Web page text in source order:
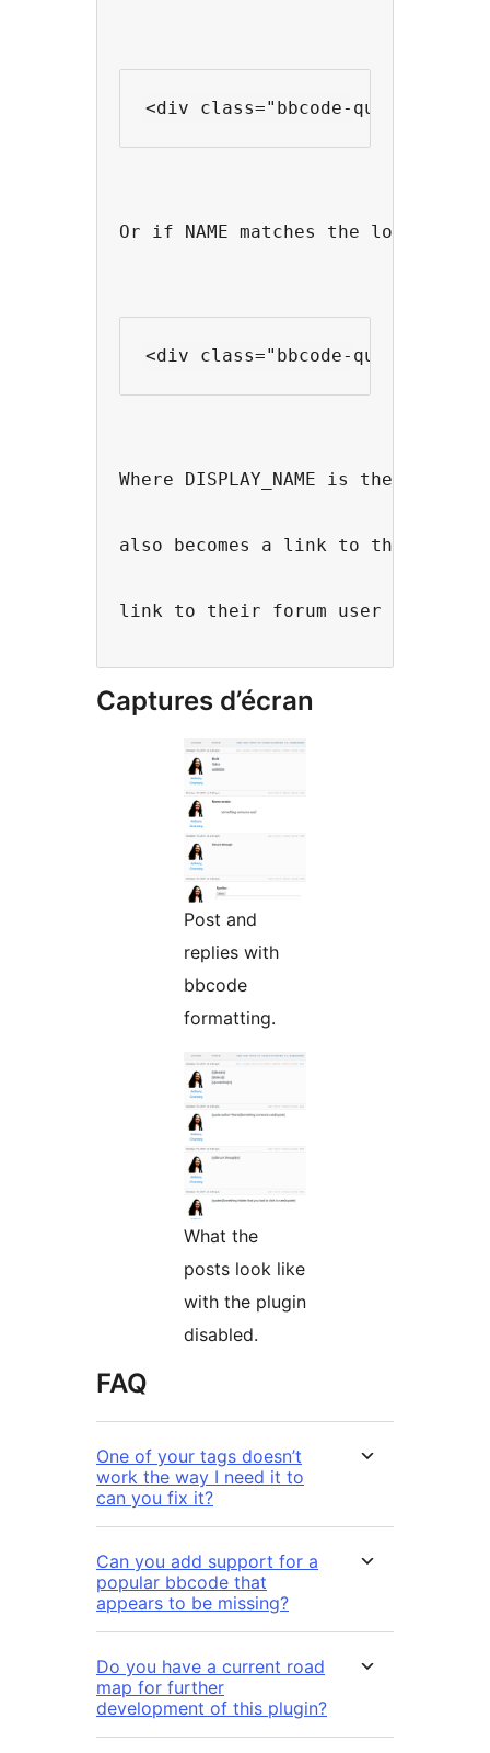
Or if NAME matches the login
Where DISPLAY_NAME is the
also becomes a link to their
link to their forum user page.
Captures d’écran
Post and
replies with
bbcode
formatting.
What the
posts look like
with the plugin
disabled.
FAQ
One of your tags doesn’t
work the way I need it to
can you fix it?
Can you add support for a
popular bbcode that
appears to be missing?
Do you have a current road
map for further
development of this plugin?